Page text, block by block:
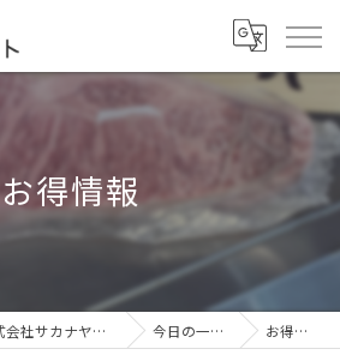
お得情報
八尾市の惣菜なら株式会社サカナヤサカモト 今日の一押し お得情報